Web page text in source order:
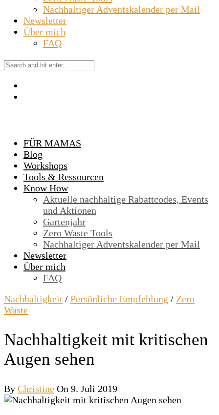
Nachhaltiger Adventskalender per Mail
Newsletter
Über mich
FAQ
FÜR MAMAS
Blog
Workshops
Tools & Ressourcen
Know How
Aktuelle nachhaltige Rabattcodes, Events
und Aktionen
Gartenjahr
Zero Waste Tools
Nachhaltiger Adventskalender per Mail
Newsletter
Über mich
FAQ
Nachhaltigkeit / Persönliche Empfehlung / Zero
Waste
Nachhaltigkeit mit kritischen
Augen sehen
By Christine On 9. Juli 2019